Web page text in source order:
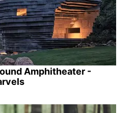
Amphitheater -